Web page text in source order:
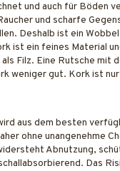
und auch für Böden
und scharfe
Deshalb ist ein
ist ein feines Material
Filz. Eine Rutsche mit
weniger gut. Kork ist
aus dem besten
ohne unangenehme
Abnutzung,
Das